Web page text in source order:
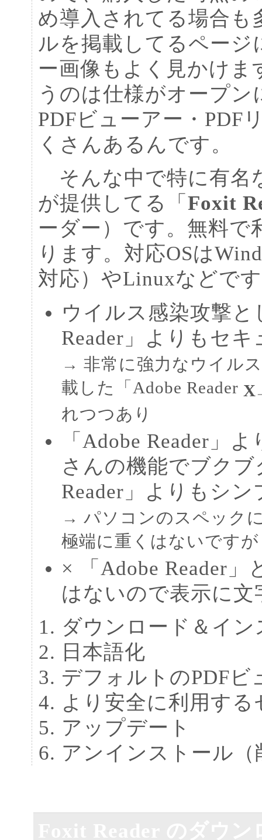
め導入されてる場合も
ルを掲載してるページ
ー画像もよく見かけま
うのは仕様がオープ
PDFビューアー・PDF
くさんあるんです。
そんな中で特に有名
が提供してる「 Foxit
ーダー）です。無料
ります。対応OSは
対応）やLinuxなどで
ウイルス感染攻撃
Reader」よりもセキ
→ 非常に強力なウイル
載した「Adobe Reader X
れつつあり
「Adobe Reader」
さんの機能でブク
Reader」よりもシン
→ パソコンのスペック
極端に重くはないですが
× 「Adobe Reader
はないので表示に
ダウンロード＆イ
日本語化
デフォルトのPDFビ
より安全に利用す
アップデート
アンインストール（